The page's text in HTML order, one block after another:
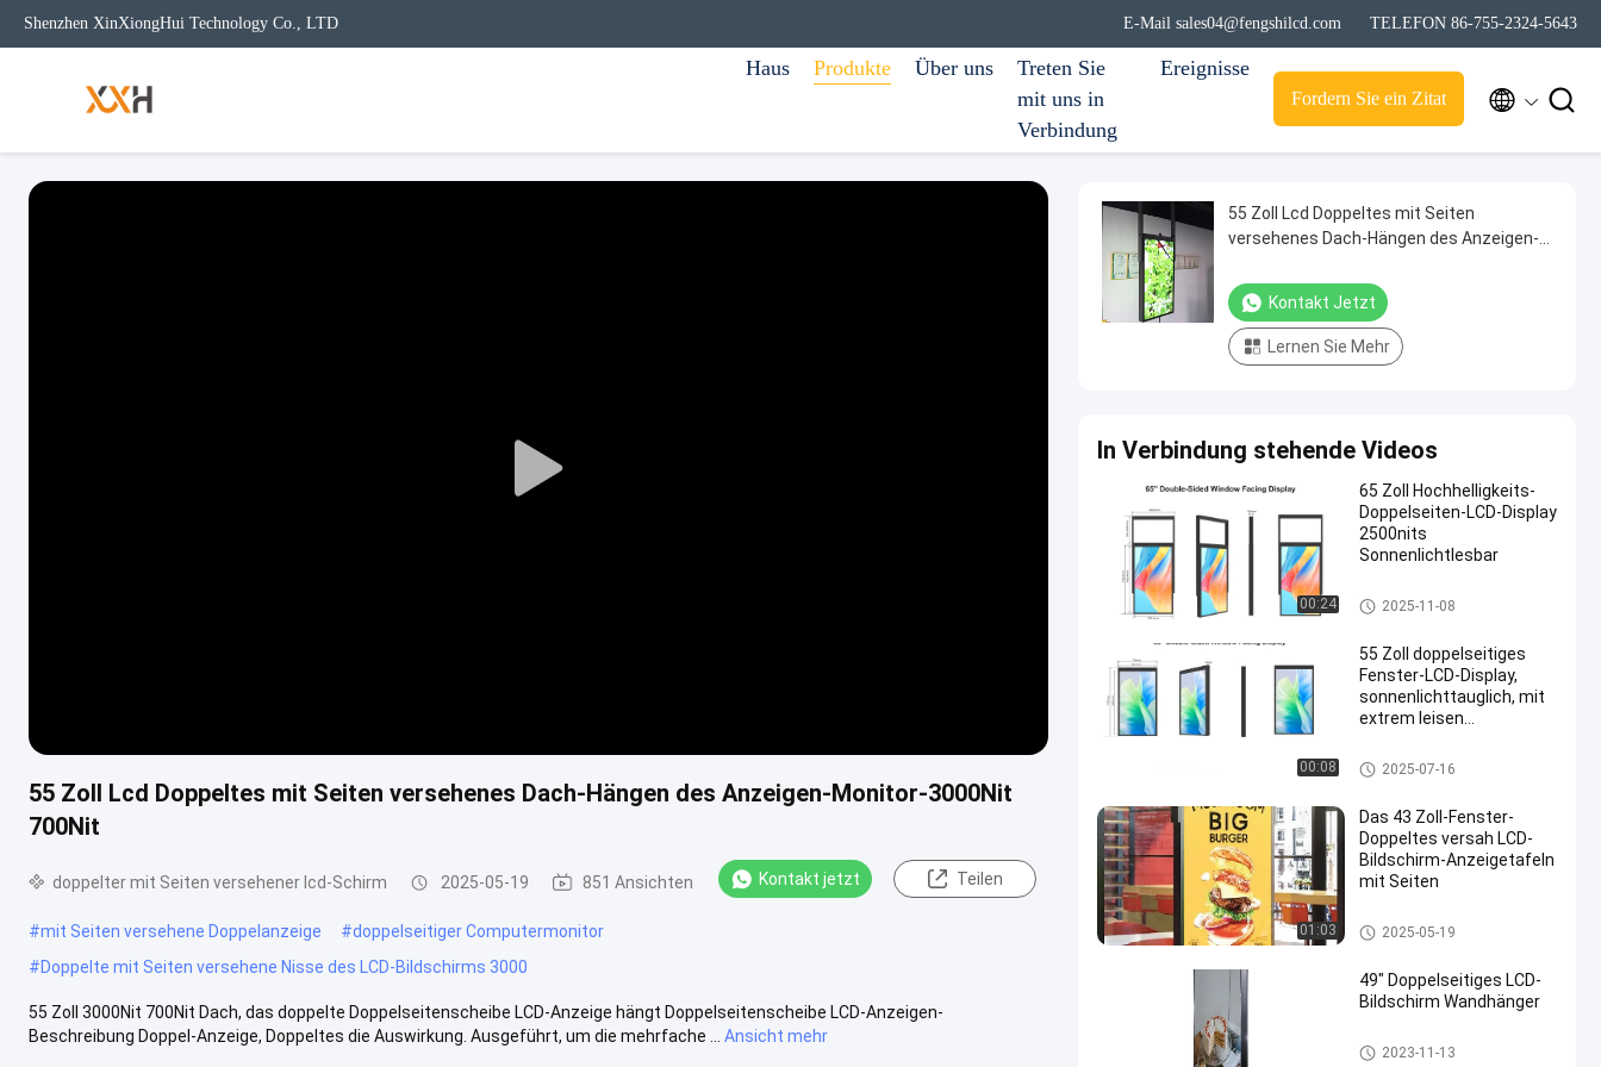
Shenzhen XinXiongHui Technology Co., LTD E-Mail sales04@fengshilcd.com TELEFON 86-755-2324-5643
Haus Produkte Über uns
Treten Sie
mit uns in
Verbindung
Ereignisse
Fordern Sie ein Zitat  
Play
55 Zoll Lcd Doppeltes mit Seiten versehenes Dach-Hängen des Anzeigen-Monitor-3000Nit
700Nit
doppelter mit Seiten versehener lcd-Schirm 2025-05-19 851 Ansichten Kontakt jetzt Teilen
#mit Seiten versehene Doppelanzeige #doppelseitiger Computermonitor
#Doppelte mit Seiten versehene Nisse des LCD-Bildschirms 3000
55 Zoll 3000Nit 700Nit Dach, das doppelte Doppelseitenscheibe LCD-Anzeige hängt Doppelseitenscheibe LCD-Anzeigen-
Beschreibung Doppel-Anzeige, Doppeltes die Auswirkung. Ausgeführt, um die mehrfache ...
Ansicht mehr
55 Zoll Lcd Doppeltes mit Seiten
versehenes Dach-Hängen des Anzeigen-
Kontakt Jetzt
Lernen Sie Mehr
In Verbindung stehende Videos
00:24
65 Zoll Hochhelligkeits-
Doppelseiten-LCD-Display
2500nits
Sonnenlichtlesbar
doppelter mit Seiten versehene
r lcd-Schirm
2025-11-08
00:08
55 Zoll doppelseitiges
Fenster-LCD-Display,
sonnenlichttauglich, mit
extrem leisen
doppelter mit Seiten versehene
r lcd-Schirm
2025-07-16
01:03
Das 43 Zoll-Fenster-
Doppeltes versah LCD-
Bildschirm-Anzeigetafeln
mit Seiten
doppelter mit Seiten versehene
r lcd-Schirm
2025-05-19
49" Doppelseitiges LCD-
Bildschirm Wandhänger
doppelter mit Seiten versehene
2023-11-13